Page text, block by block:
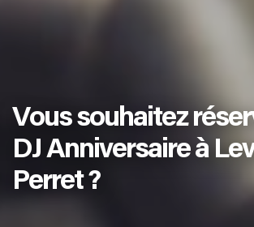
Vous souhaitez
DJ Anniversaire à
Perret ?